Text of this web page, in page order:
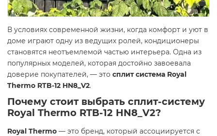
В условиях современной жизни, когда комфорт и уют в
доме играют одну из ведущих ролей, кондиционеры
становятся неотъемлемой частью интерьера. Одна из
популярных моделей, которая достойно завоевала
доверие покупателей, — это сплит система Royal
Thermo RTB-12 HN8_V2.
Почему стоит выбрать сплит-систему
Royal Thermo RTB-12 HN8_V2?
Royal Thermo — это бренд, который ассоциируется с